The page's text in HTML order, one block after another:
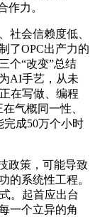
作力。
会信赖度低、
了OPC出产力的
个“改变”总结
AI手艺，从未
在写做、编程
气概同一性、
成50万个小时
政策，可能导致
的系统性工程。
。起首应出台
一个立异的角